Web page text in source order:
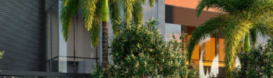
investir? Neste texto, vamos dar algumas dicas para
você escolher a melhor localização para o seu imóvel
de luxo, considerando as suas necessidades, as suas
preferências e o seu orçamento. Confira!